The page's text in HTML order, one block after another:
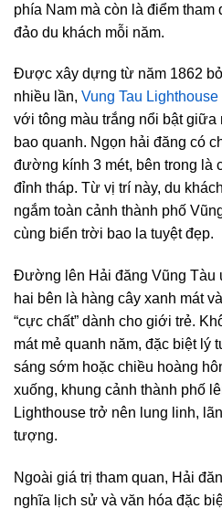
phía Nam mà còn là điểm
đảo du khách mỗi năm.
Được xây dựng từ năm 1862
nhiều lần, Vung Tau Lighthouse
với tông màu trắng nổi bật
bao quanh. Ngọn hải đăng có
đường kính 3 mét, bên trong là
đỉnh tháp. Từ vị trí này, du
ngắm toàn cảnh thành phố
cùng biển trời bao la tuyệt đẹp.
Đường lên Hải đăng Vũng Tàu
hai bên là hàng cây xanh mát
“cực chất” dành cho giới trẻ.
mát mẻ quanh năm, đặc biệt lý
sáng sớm hoặc chiều hoàng
xuống, khung cảnh thành phố
Lighthouse trở nên lung linh,
tượng.
Ngoài giá trị tham quan, Hải
nghĩa lịch sử và văn hóa đặc